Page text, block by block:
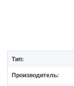
Тип:
Производитель: